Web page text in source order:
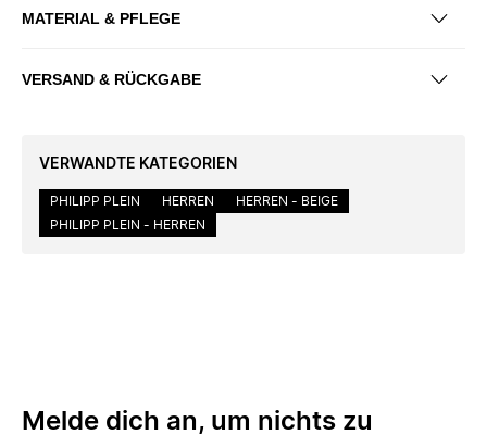
MATERIAL & PFLEGE
VERSAND & RÜCKGABE
VERWANDTE KATEGORIEN
PHILIPP PLEIN HERREN
HERREN - BEIGE
PHILIPP PLEIN - HERREN
Melde dich an, um nichts zu